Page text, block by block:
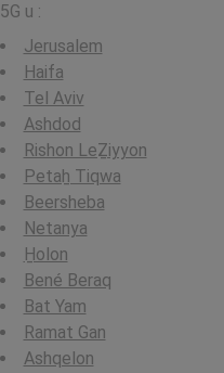
5G u :
Jerusalem
Haifa
Tel Aviv
Ashdod
Rishon LeẔiyyon
Petaẖ Tiqwa
Beersheba
Netanya
H̱olon
Bené Beraq
Bat Yam
Ramat Gan
Ashqelon